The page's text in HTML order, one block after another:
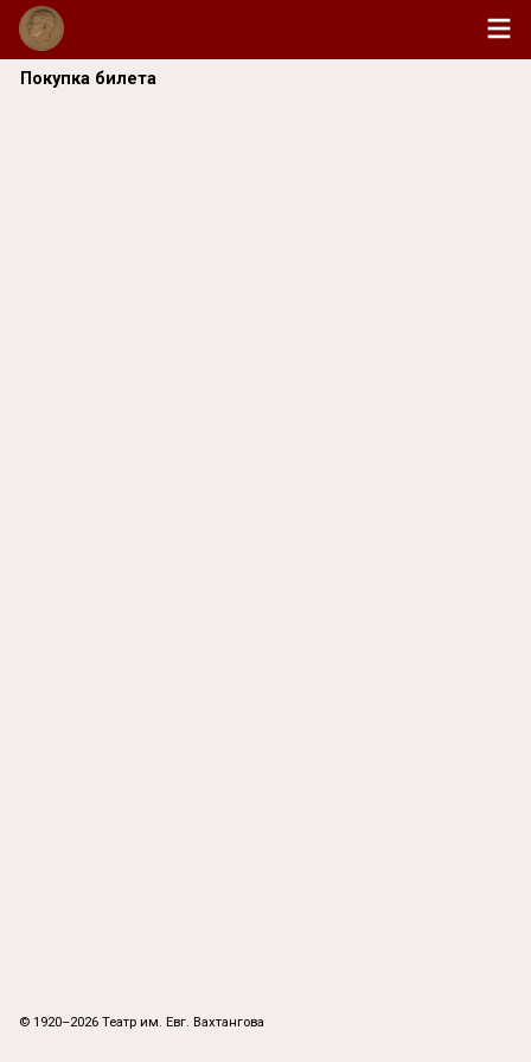
Покупка билета
© 1920–2026 Театр им. Евг. Вахтангова